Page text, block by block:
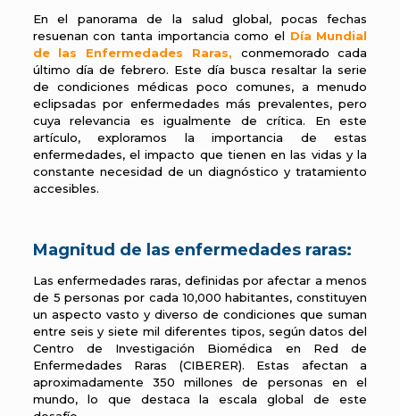
En el panorama de la salud global, pocas fechas
resuenan con tanta importancia como el Día Mundial
de las Enfermedades Raras, conmemorado cada
último día de febrero. Este día busca resaltar la serie
de condiciones médicas poco comunes, a menudo
eclipsadas por enfermedades más prevalentes, pero
cuya relevancia es igualmente de crítica. En este
artículo, exploramos la importancia de estas
enfermedades, el impacto que tienen en las vidas y la
constante necesidad de un diagnóstico y tratamiento
accesibles.
Magnitud de las enfermedades raras:
Las enfermedades raras, definidas por afectar a menos
de 5 personas por cada 10,000 habitantes, constituyen
un aspecto vasto y diverso de condiciones que suman
entre seis y siete mil diferentes tipos, según datos del
Centro de Investigación Biomédica en Red de
Enfermedades Raras (CIBERER). Estas afectan a
aproximadamente 350 millones de personas en el
mundo, lo que destaca la escala global de este